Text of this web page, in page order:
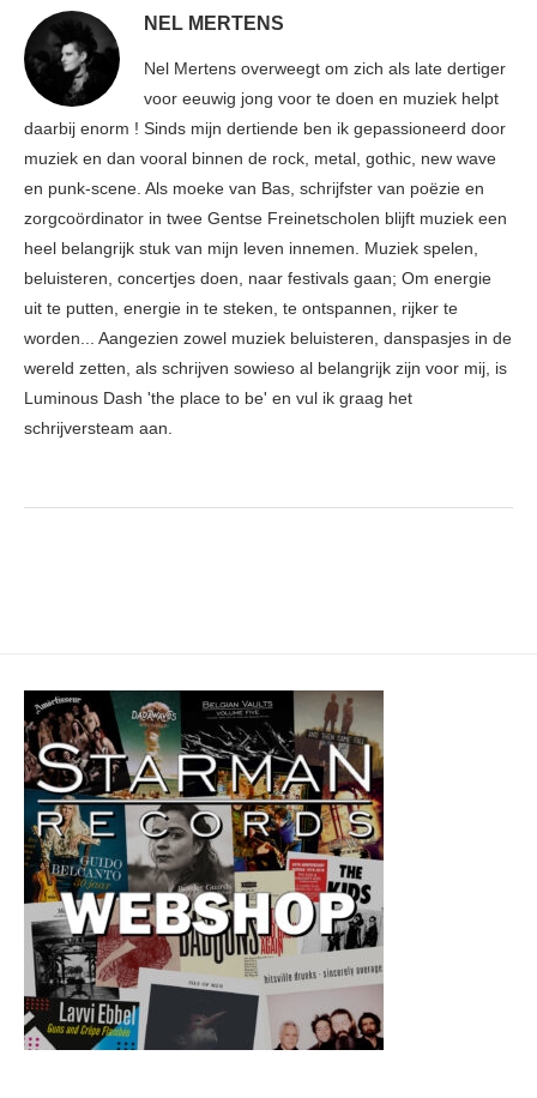
NEL MERTENS
Nel Mertens overweegt om zich als late dertiger
voor eeuwig jong voor te doen en muziek helpt
daarbij enorm ! Sinds mijn dertiende ben ik gepassioneerd door
muziek en dan vooral binnen de rock, metal, gothic, new wave
en punk-scene. Als moeke van Bas, schrijfster van poëzie en
zorgcoördinator in twee Gentse Freinetscholen blijft muziek een
heel belangrijk stuk van mijn leven innemen. Muziek spelen,
beluisteren, concertjes doen, naar festivals gaan; Om energie
uit te putten, energie in te steken, te ontspannen, rijker te
worden... Aangezien zowel muziek beluisteren, danspasjes in de
wereld zetten, als schrijven sowieso al belangrijk zijn voor mij, is
Luminous Dash 'the place to be' en vul ik graag het
schrijversteam aan.